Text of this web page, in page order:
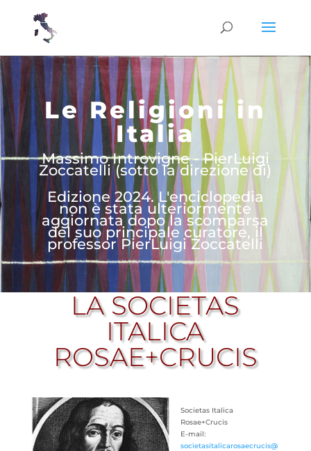
Le Religioni in
Italia
Massimo Introvigne - PierLuigi
Zoccatelli (sotto la direzione di)
Edizione 2024. L'enciclopedia
non è stata ulteriormente
aggiornata dopo la scomparsa
del suo principale curatore, il
professor PierLuigi Zoccatelli
LA SOCIETAS
ITALICA
ROSAE+CRUCIS
Societas Italica
Rosae+Crucis
E-mail:
societasitalicarosaecrucis@